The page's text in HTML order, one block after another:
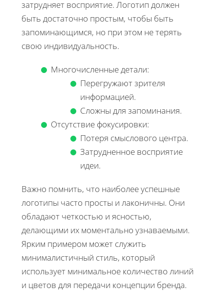
затрудняет восприятие. Логотип должен
быть достаточно простым, чтобы быть
запоминающимся, но при этом не терять
свою индивидуальность.
Многочисленные детали:
Перегружают зрителя
информацией.
Сложны для запоминания.
Отсутствие фокусировки:
Потеря смыслового центра.
Затрудненное восприятие
идеи.
Важно помнить, что наиболее успешные
логотипы часто просты и лаконичны. Они
обладают четкостью и ясностью,
делающими их моментально узнаваемыми.
Ярким примером может служить
минималистичный стиль, который
использует минимальное количество линий
и цветов для передачи концепции бренда.